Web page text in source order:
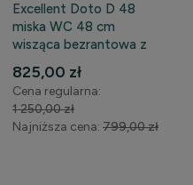
Excellent Doto D 48
miska WC 48 cm
wisząca bezrantowa z
deską wolnoopadającą,
biały połysk
WYPRZEDAŻ
825,00 zł
Cena regularna:
1 250,00 zł
Najniższa cena: 799,00 zł